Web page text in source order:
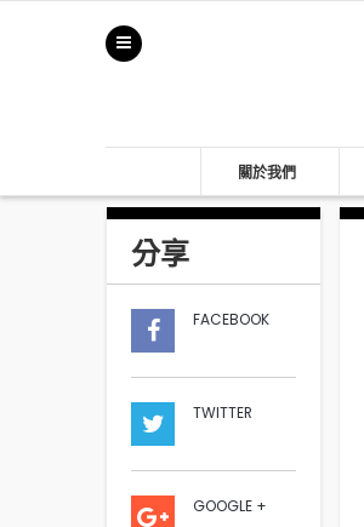
關於我們
分享
FACEBOOK
TWITTER
GOOGLE +